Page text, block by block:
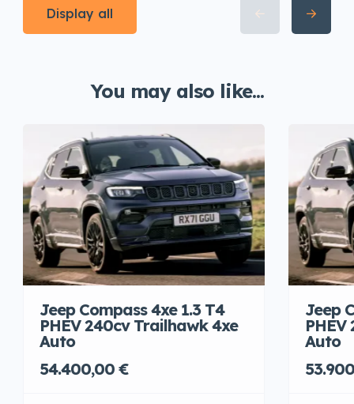
Display all
You may also like...
Jeep Compass 4xe 1.3 T4
PHEV 240cv Trailhawk 4xe
Auto
54.400,00 €
Jeep
Auto